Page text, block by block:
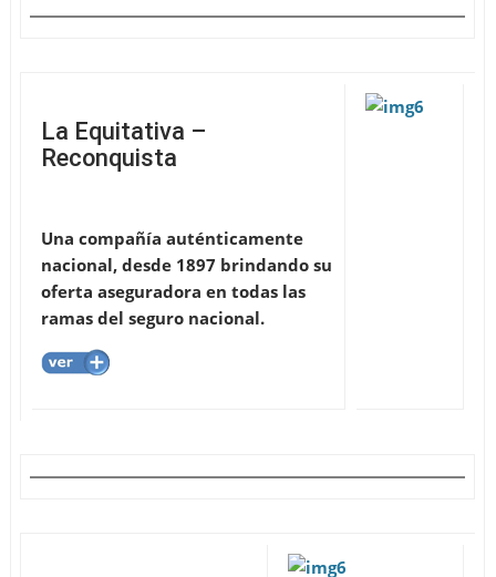
La Equitativa –
Reconquista
Una compañía auténticamente
nacional, desde 1897 brindando su
oferta aseguradora en todas las
ramas del seguro nacional.